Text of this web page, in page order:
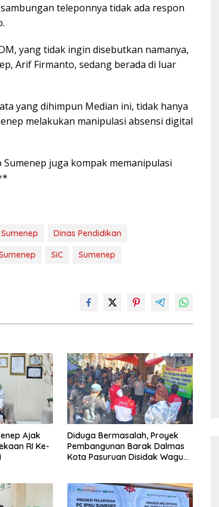
teleponnya tidak ada respon
yang tidak ingin disebutkan namanya,
Arif Firmanto, sedang berada di luar
yang dihimpun Median ini, tidak hanya
melakukan manipulasi absensi digital
juga kompak memanipulasi
Dinas Pendidikan
SiC Sumenep
Ajak
RI Ke-
Diduga Bermasalah, Proyek
Pembangunan Barak Dalmas
Kota Pasuruan Disidak Wagub